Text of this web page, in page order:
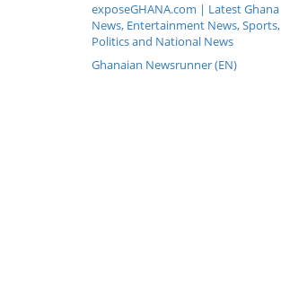
exposeGHANA.com | Latest Ghana
News, Entertainment News, Sports,
Politics and National News
Ghanaian Newsrunner (EN)